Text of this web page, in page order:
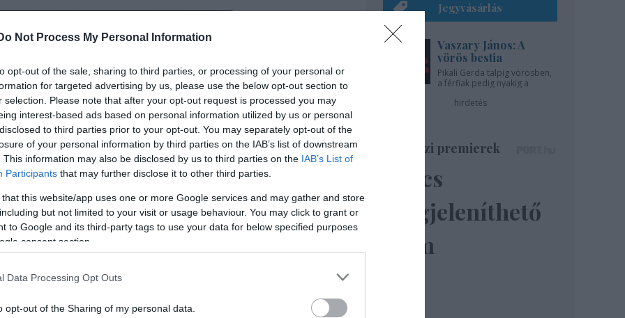
Not Process My Personal Information
opt-out of the sale, sharing to third parties, or processing of your personal or
for targeted advertising by us, please use the below opt-out section to
selection. Please note that after your opt-out request is processed you may
interest-based ads based on personal information utilized by us or personal
to third parties prior to your opt-out. You may separately opt-out of the
of your personal information by third parties on the IAB’s list of downstream
This information may also be disclosed by us to third parties on the IAB’s List of
Participants that may further disclose it to other third parties.
that this website/app uses one or more Google services and may gather and store
but not limited to your visit or usage behaviour. You may click to grant or
to Google and its third-party tags to use your data for below specified purposes
consent section.
Data Processing Opt Outs
opt-out of the Sharing of my personal data.
producere a
Jegyvásárlás
Vaszary János: A
vörös bestia
Pikali Gerda talpig vörösben,
a férfiak pedig nyakig a
hirdetés
Színházi premierek
Nincs
megjeleníthető
elem